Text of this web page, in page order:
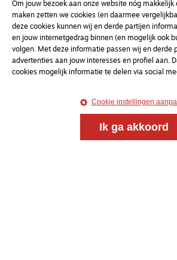
Om jouw bezoek aan onze website nóg makkelijk
maken zetten we cookies (en daarmee
deze cookies kunnen wij en derde partijen
en jouw internetgedrag binnen (en mogelijk ook
volgen. Met deze informatie passen wij en derde
advertenties aan jouw interesses en profiel aan.
cookies mogelijk informatie te delen via social
Cookie instellingen
Ik ga akkoord